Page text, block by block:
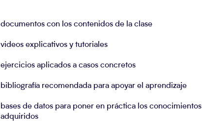
documentos con los contenidos de la clase
videos explicativos y tutoriales
ejercicios aplicados a casos concretos
bibliografía recomendada para apoyar el aprendizaje
bases de datos para poner en práctica los conocimientos
adquiridos